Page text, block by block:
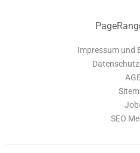
Impressum und
SEO